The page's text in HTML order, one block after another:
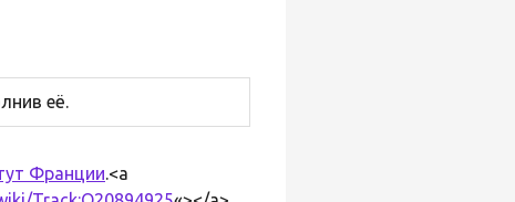
её.
Франции.<a